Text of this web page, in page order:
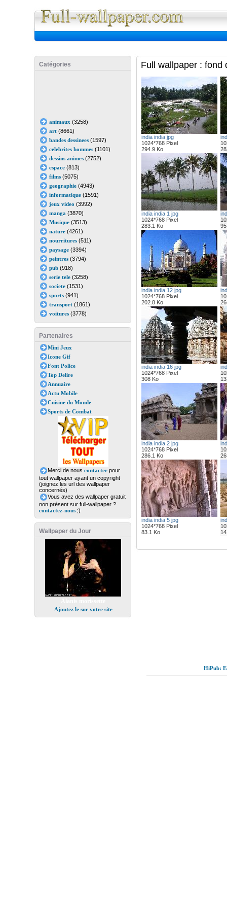
Catégories
animaux (3258)
art(8661)
bandes dessinees(1597)
celebrites hommes(1101)
dessins animes(2752)
espace(813)
films(5075)
geographie(4943)
informatique(1591)
jeux video (3992)
manga (3870)
Musique(3513)
nature(4261)
nourritures(511)
paysage(3394)
peintres(3794)
pub(918)
serie tele(3258)
societe(1531)
sports(941)
transport(1861)
voitures(3778)
Partenaires
Mini Jeux
Icone Gif
Font Police
Top Delire
Annuaire
Actu Mobile
Cuisine du Monde
Sports de Combat
Merci de nous contacterpour
tout wallpaper ayant un copyright
(joignez les url des wallpaper
concernés)
Vous avez des wallpaper gratuit
non présent sur full-wallpaper ?
contactez-nous;)
Wallpaper du Jour
Ajoutez le sur votre site
Full wallpaper : fond
india india jpg
1024*768 Pixel
294.9 Ko
india india 1 jpg
1024*768 Pixel
283.1 Ko
india india 12 jpg
1024*768 Pixel
202.8 Ko
india india 16 jpg
1024*768 Pixel
308 Ko
india india 2 jpg
1024*768 Pixel
286.1 Ko
india india 5 jpg
1024*768 Pixel
83.1 Ko
HiPub: